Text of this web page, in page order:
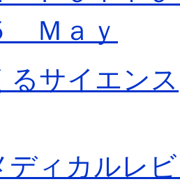
Ｍａｙ
るサイエンス
ディカルレ